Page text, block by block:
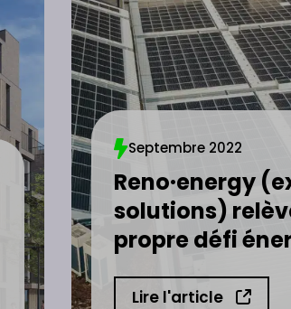
Septembre 2022
Reno·energy
solutions)
propre défi
Lire l'article